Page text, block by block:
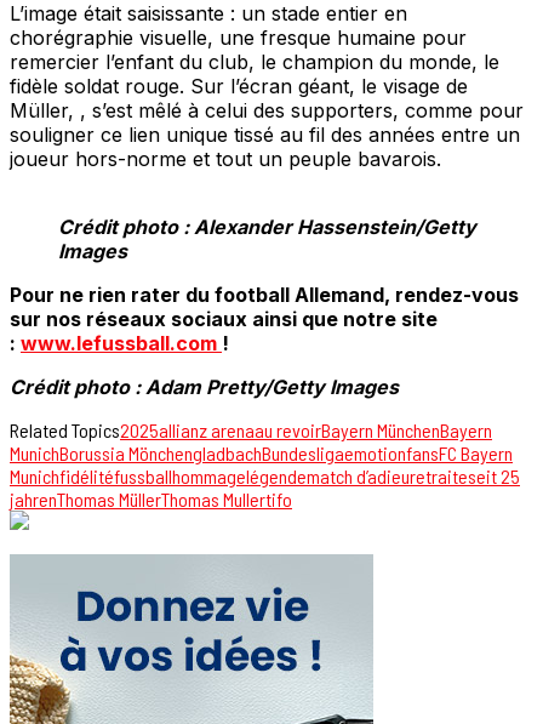
L’image était saisissante : un stade entier en
chorégraphie visuelle, une fresque humaine pour
remercier l’enfant du club, le champion du monde, le
fidèle soldat rouge. Sur l’écran géant, le visage de
Müller, , s’est mêlé à celui des supporters, comme pour
souligner ce lien unique tissé au fil des années entre un
joueur hors-norme et tout un peuple bavarois.
Crédit photo : Alexander Hassenstein/Getty
Images
Pour ne rien rater du football Allemand, rendez-vous
sur nos réseaux sociaux ainsi que notre site
: www.lefussball.com !
Crédit photo : Adam Pretty/Getty Images
Related Topics2025allianz arenaau revoirBayern MünchenBayern
MunichBorussia MönchengladbachBundesligaemotionfansFC Bayern
Munichfidélitéfussballhommagelégendematch d’adieuretraiteseit 25
jahrenThomas MüllerThomas Mullertifo